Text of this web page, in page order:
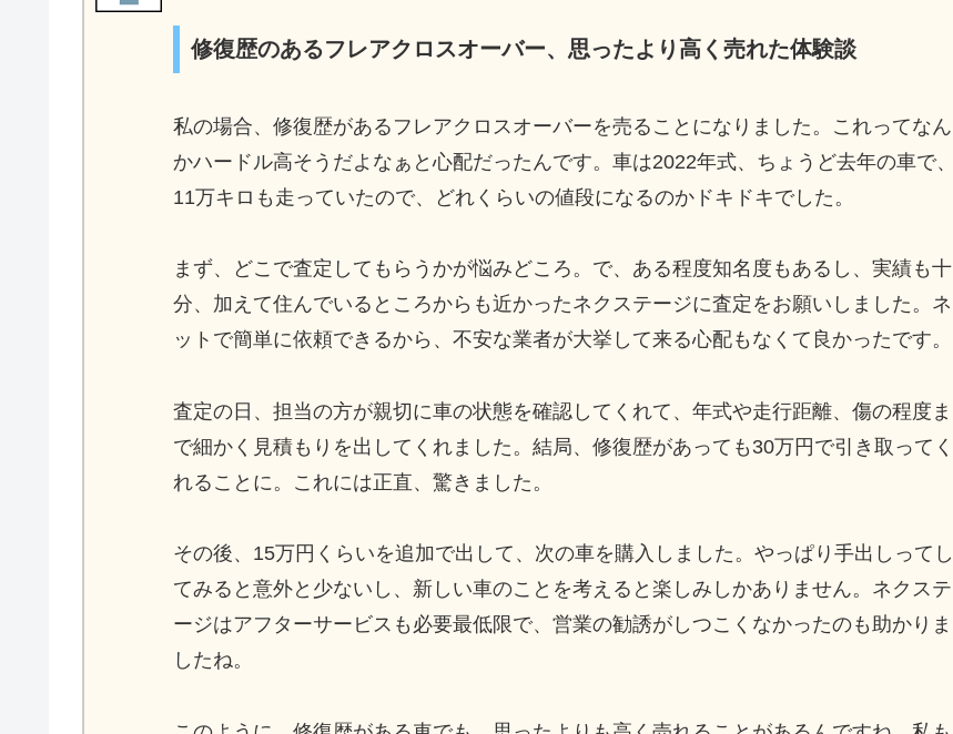
修復歴のあるフレアクロスオーバー、思ったより高く売れた体験談
私の場合、修復歴があるフレアクロスオーバーを売ることになりました。これってなん
かハードル高そうだよなぁと心配だったんです。車は2022年式、ちょうど去年の車で、
11万キロも走っていたので、どれくらいの値段になるのかドキドキでした。
まず、どこで査定してもらうかが悩みどころ。で、ある程度知名度もあるし、実績も十
分、加えて住んでいるところからも近かったネクステージに査定をお願いしました。ネ
ットで簡単に依頼できるから、不安な業者が大挙して来る心配もなくて良かったです。
査定の日、担当の方が親切に車の状態を確認してくれて、年式や走行距離、傷の程度ま
で細かく見積もりを出してくれました。結局、修復歴があっても30万円で引き取ってく
れることに。これには正直、驚きました。
その後、15万円くらいを追加で出して、次の車を購入しました。やっぱり手出しってし
てみると意外と少ないし、新しい車のことを考えると楽しみしかありません。ネクステ
ージはアフターサービスも必要最低限で、営業の勧誘がしつこくなかったのも助かりま
したね。